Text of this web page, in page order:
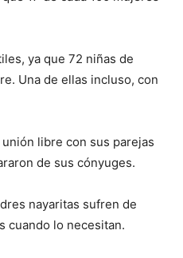
ya que 72 niñas de
Una de ellas incluso, con
libre con sus parejas
de sus cónyuges.
nayaritas sufren de
cuando lo necesitan.